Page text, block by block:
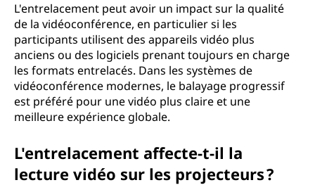
L'entrelacement peut avoir un impact sur la qualité
de la vidéoconférence, en particulier si les
participants utilisent des appareils vidéo plus
anciens ou des logiciels prenant toujours en charge
les formats entrelacés. Dans les systèmes de
vidéoconférence modernes, le balayage progressif
est préféré pour une vidéo plus claire et une
meilleure expérience globale.
L'entrelacement affecte-t-il la
lecture vidéo sur les projecteurs ?